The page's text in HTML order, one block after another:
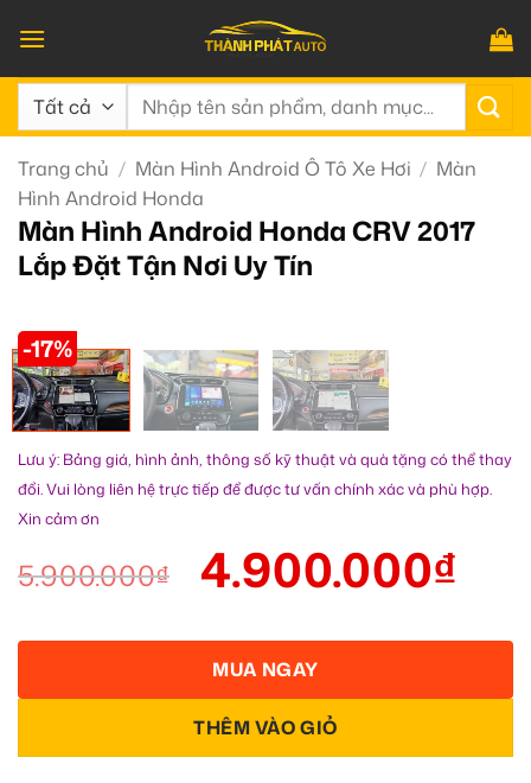
qua
nội
dung
Tìm
Trang chủ / Màn Hình Android Ô Tô Xe Hơi / Màn
Hình Android Honda
Màn Hình Android Honda CRV 2017
Lắp Đặt Tận Nơi Uy Tín
-17%
Lưu ý: Bảng giá, hình ảnh, thông số kỹ thuật và quà tặng có thể thay
đổi. Vui lòng liên hệ trực tiếp để được tư vấn chính xác và phù hợp.
Xin cảm ơn
5.900.000₫ 4.900.000₫
THÊM VÀO GIỎ
MUA NGAY